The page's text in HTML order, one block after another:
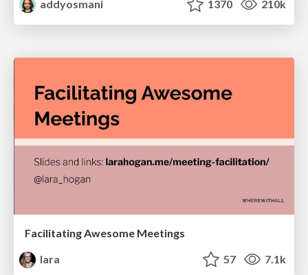
addyosmani
1370 210k
Facilitating Awesome Meetings
lara
57 7.1k